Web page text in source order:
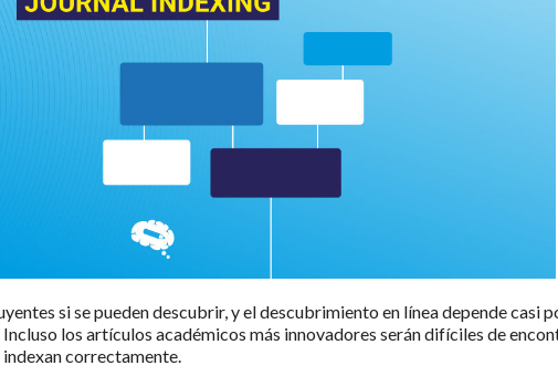
si se pueden descubrir, y el descubrimiento en línea depende casi
. Incluso los artículos académicos más innovadores serán difíciles de
correctamente.